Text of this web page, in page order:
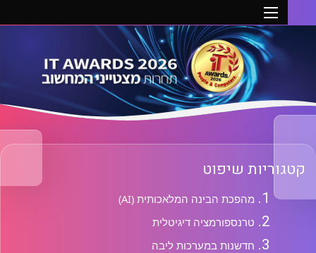
שיפוט
מהפכת הבינה המלאכותית (AI)
טרנספורמציה דיגיטלית
חדשנות במערכות ליבה